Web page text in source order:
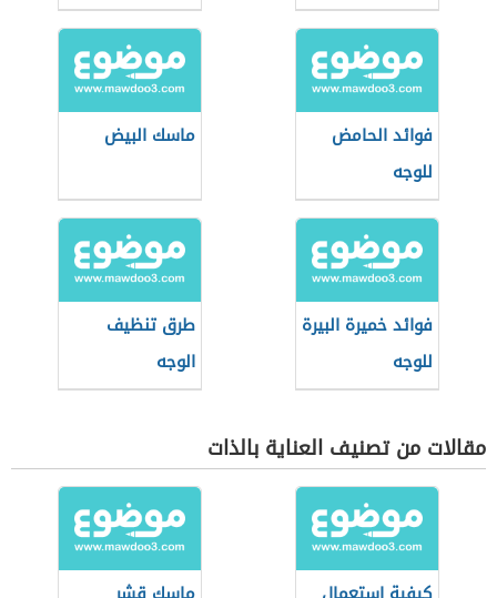
فوائد الحامض
للوجه
ماسك البيض
فوائد خميرة البيرة
للوجه
طرق تنظيف
الوجه
مقالات من تصنيف العناية بالذات